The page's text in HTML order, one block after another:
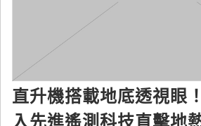
直升機搭載地底透視眼
入先進遙測科技直擊地